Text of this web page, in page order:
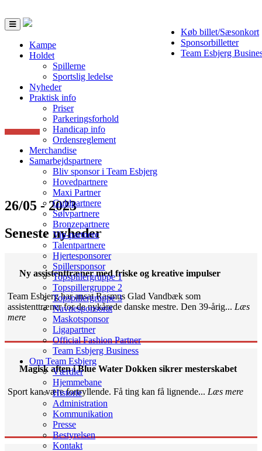
Køb billet/Sæsonkort
Sponsorbilletter
Team Esbjerg
Toggle
navigation
Kampe
Holdet
Spillerne
Sportslig ledelse
Nyheder
Praktisk info
Priser
Parkeringsforhold
Handicap info
Ordensreglement
Merchandise
Samarbejdspartnere
Bliv sponsor i Team Esbjerg
Hovedpartnere
Maxi Partner
Guldpartnere
Sølvpartnere
Bronzepartnere
Vip-partnere
Talentpartnere
Hjertesponsorer
Spillersponsor
Topspillergruppe 1
Topspillergruppe 2
Topspillergruppe 3
Navnesponsorat
Maskotsponsor
Ligapartner
Official Fashion Partner
Team Esbjerg Business
Om Team Esbjerg
Værdier
Hjemmebane
Historie
Administration
Kommunikation
Presse
Bestyrelsen
Kontakt
26/05 - 2023
Seneste nyheder
Ny assistenttræner med friske og kreative impulser
Team Esbjerg har ansat Rasmus Glad Vandbæk som
assistenttræner for de nykårede danske mestre. Den 39-årig... Læs
mere
Magisk aften i Blue Water Dokken sikrer mesterskabet
Sport kan være fortryllende. Få ting kan få lignende... Læs mere